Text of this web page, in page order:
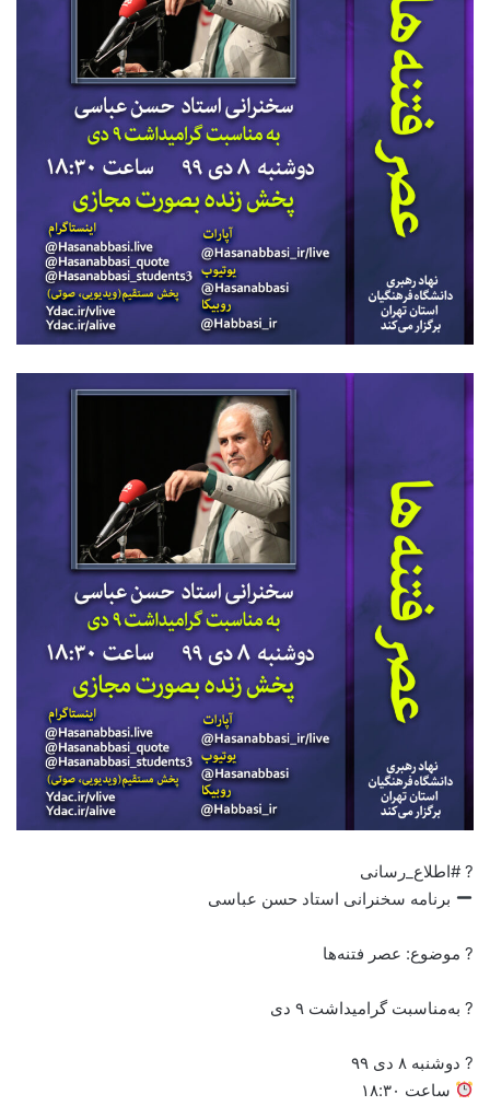
? #اطلاع_رسانی
برنامه سخنرانی استاد حسن عباسی
? موضوع: عصر فتنه‌ها
? به‌مناسبت گرامیداشت ۹ دی
? دوشنبه ۸ دی ۹۹
ساعت ۱۸:۳۰